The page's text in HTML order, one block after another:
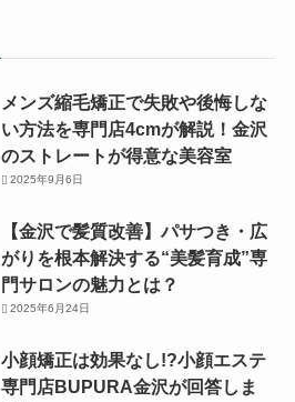
メンズ縮毛矯正で失敗や後悔しな
い方法を専門店4cmが解説！金沢
のストレートが得意な美容室
2025年9月6日
【金沢で髪質改善】パサつき・広
がりを根本解決する“美髪育成”専
門サロンの魅力とは？
2025年6月24日
小顔矯正は効果なし!?小顔エステ
専門店BUPURA金沢が回答しま